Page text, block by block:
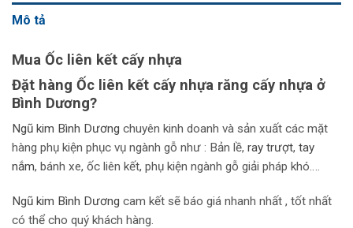
Mô tả
Mua Ốc liên kết cấy nhựa
Đặt hàng Ốc liên kết cấy nhựa răng cấy nhựa ở
Bình Dương?
Ngũ kim Bình Dương chuyên kinh doanh và sản xuất các mặt
hàng phụ kiện phục vụ ngành gỗ như : Bản lề, ray trượt, tay
nắm, bánh xe, ốc liên kết, phụ kiện ngành gỗ giải pháp khó….
Ngũ kim Bình Dương cam kết sẽ báo giá nhanh nhất , tốt nhất
có thể cho quý khách hàng.